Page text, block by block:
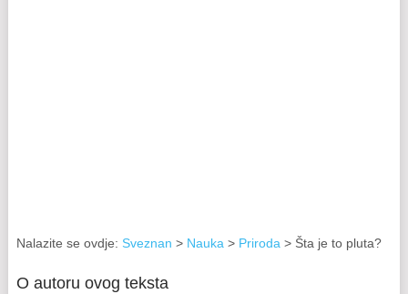
Nalazite se ovdje: Sveznan > Nauka> Priroda> Šta je to pluta?
O autoru ovog teksta